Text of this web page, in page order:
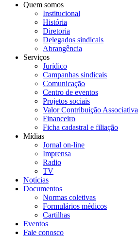
Quem somos
Institucional
História
Diretoria
Delegados sindicais
Abrangência
Serviços
Jurídico
Campanhas sindicais
Comunicação
Centro de eventos
Projetos sociais
Valor Contribuição Associativa
Financeiro
Ficha cadastral e filiação
Mídias
Jornal on-line
Imprensa
Radio
TV
Notícias
Documentos
Normas coletivas
Formulários médicos
Cartilhas
Eventos
Fale conosco